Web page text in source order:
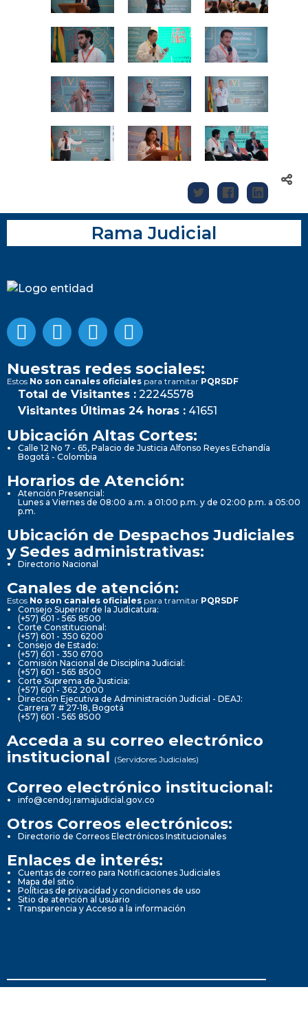
Rama Judicial
Nuestras redes sociales:
Estos No son canales oficiales para tramitar PQRSDF
Total de Visitantes : 22245578
Visitantes Últimas 24 horas : 41651
Ubicación Altas Cortes:
Calle 12 No 7 - 65, Palacio de Justicia Alfonso Reyes Echandía
Bogotá - Colombia
Horarios de Atención:
Atención Presencial:
Lunes a Viernes de 08:00 a.m. a 01:00 p.m. y de 02:00 p.m. a 05:00
p.m.
Ubicación de Despachos Judiciales
y Sedes administrativas:
Directorio Nacional
Canales de atención:
Estos No son canales oficiales para tramitar PQRSDF
Consejo Superior de la Judicatura:
(+57) 601 - 565 8500
Corte Constitucional:
(+57) 601 - 350 6200
Consejo de Estado:
(+57) 601 - 350 6700
Comisión Nacional de Disciplina Judicial:
(+57) 601 - 565 8500
Corte Suprema de Justicia:
(+57) 601 - 362 2000
Dirección Ejecutiva de Administración Judicial - DEAJ:
Carrera 7 # 27-18, Bogotá
(+57) 601 - 565 8500
Acceda a su correo electrónico
institucional (Servidores Judiciales)
Correo electrónico institucional:
info@cendoj.ramajudicial.gov.co
Otros Correos electrónicos:
Directorio de Correos Electrónicos Institucionales
Enlaces de interés:
Cuentas de correo para Notificaciones Judiciales
Mapa del sitio
Políticas de privacidad y condiciones de uso
Sitio de atención al usuario
Transparencia y Acceso a la información